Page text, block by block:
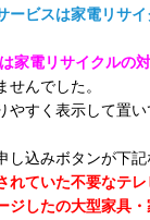
ービスは家電リサ
家電リサイクルの
せんでした。
やすく表示して置い
し込みボタンが下記
れていた不要なテ
ジしたの大型家具